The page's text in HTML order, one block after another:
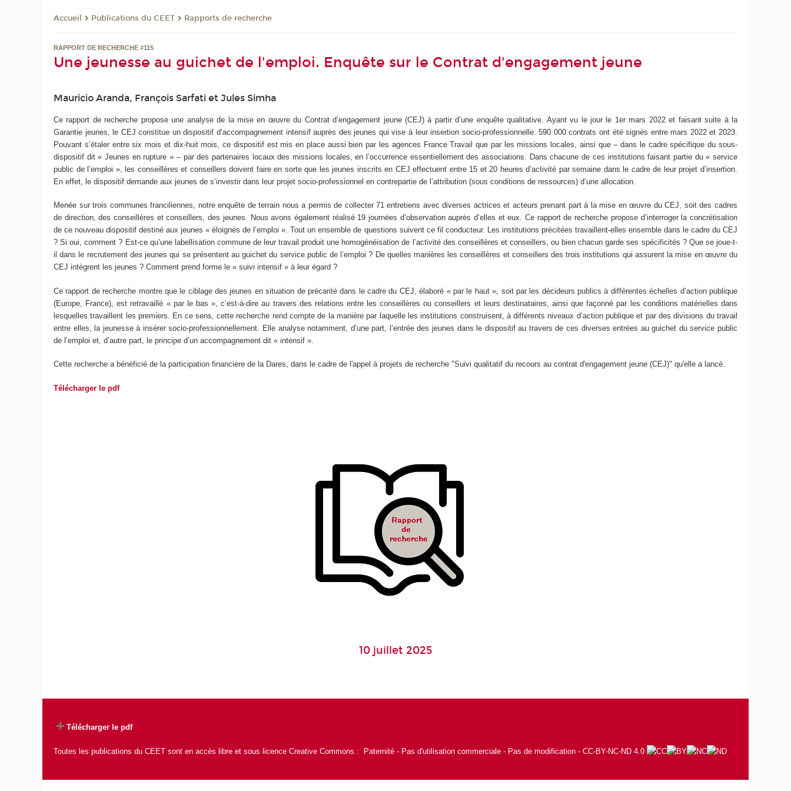
Accueil Publications du CEET Rapports de recherche
RAPPORT DE RECHERCHE #115
Une jeunesse au guichet de l'emploi. Enquête sur le Contrat d'engagement jeune
Mauricio Aranda, François Sarfati et Jules Simha
Ce rapport de recherche propose une analyse de la mise en œuvre du Contrat d’engagement jeune (CEJ) à partir d’une enquête qualitative. Ayant vu le jour le 1ermars 2022 et faisant suite à la
Garantie jeunes, le CEJ constitue un dispositif d’accompagnement intensif auprès des jeunes qui vise à leur insertion socio-professionnelle. 590 000 contrats ont été signés entre mars 2022 et 2023.
Pouvant s’étaler entre six mois et dix-huit mois, ce dispositif est mis en place aussi bien par les agences France Travail que par les missions locales, ainsi que – dans le cadre spécifique du sous-
dispositif dit « Jeunes en rupture » – par des partenaires locaux des missions locales, en l’occurrence essentiellement des associations. Dans chacune de ces institutions faisant partie du « service
public de l’emploi », les conseillères et conseillers doivent faire en sorte que les jeunes inscrits en CEJ effectuent entre 15 et 20 heures d’activité par semaine dans le cadre de leur projet d’insertion.
En effet, le dispositif demande aux jeunes de s’investir dans leur projet socio-professionnel en contrepartie de l’attribution (sous conditions de ressources) d’une allocation.
Menée sur trois communes franciliennes, notre enquête de terrain nous a permis de collecter 71 entretiens avec diverses actrices et acteurs prenant part à la mise en œuvre du CEJ, soit des cadres
de direction, des conseillères et conseillers, des jeunes. Nous avons également réalisé 19 journées d’observation auprès d’elles et eux. Ce rapport de recherche propose d’interroger la concrétisation
de ce nouveau dispositif destiné aux jeunes « éloignés de l’emploi ». Tout un ensemble de questions suivent ce fil conducteur. Les institutions précitées travaillent-elles ensemble dans le cadre du CEJ
? Si oui, comment ? Est-ce qu’une labellisation commune de leur travail produit une homogénéisation de l’activité des conseillères et conseillers, ou bien chacun garde ses spécificités ? Que se joue-t-
il dans le recrutement des jeunes qui se présentent au guichet du service public de l’emploi ? De quelles manières les conseillères et conseillers des trois institutions qui assurent la mise en œuvre du
CEJ intègrent les jeunes ? Comment prend forme le « suivi intensif » à leur égard ?
Ce rapport de recherche montre que le ciblage des jeunes en situation de précarité dans le cadre du CEJ, élaboré « par le haut », soit par les décideurs publics à différentes échelles d’action publique
(Europe, France), est retravaillé « par le bas », c’est-à-dire au travers des relations entre les conseillères ou conseillers et leurs destinataires, ainsi que façonné par les conditions matérielles dans
lesquelles travaillent les premiers. En ce sens, cette recherche rend compte de la manière par laquelle les institutions construisent, à différents niveaux d’action publique et par des divisions du travail
entre elles, la jeunesse à insérer socio-professionnellement. Elle analyse notamment, d’une part, l’entrée des jeunes dans le dispositif au travers de ces diverses entrées au guichet du service public
de l’emploi et, d’autre part, le principe d’un accompagnement dit « intensif ».
Cette recherche a bénéficié de la participation financière de la Dares, dans le cadre de l'appel à projets de recherche "Suivi qualitatif du recours au contrat d'engagement jeune (CEJ)" qu'elle a lancé.
Télécharger le pdf
10 juillet 2025
Télécharger le pdf
Toutes les publications du CEET sont en accès libre et sous licence Creative Commons : Paternité - Pas d'utilisation commerciale - Pas de modification - CC-BY-NC-ND 4.0